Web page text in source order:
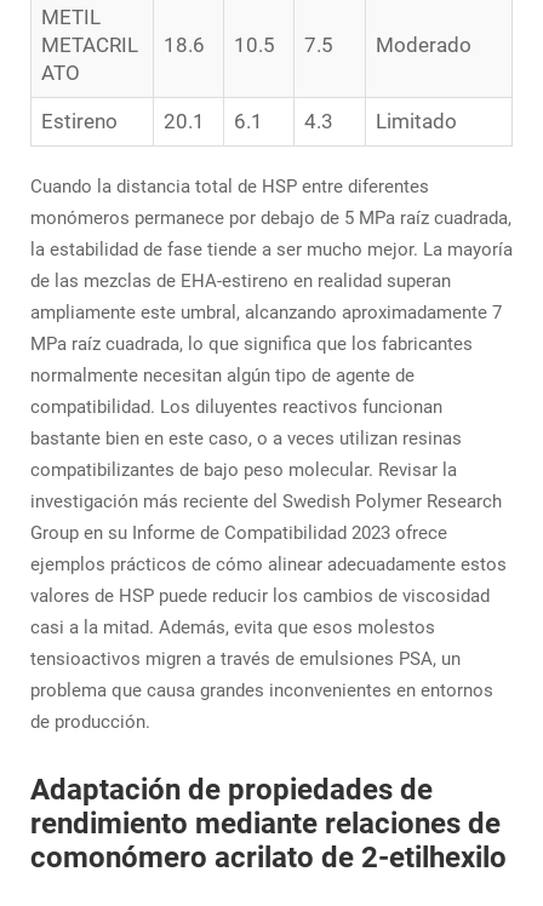
METIL
METACRIL
ATO
18.6 10.5 7.5 Moderado
Estireno 20.1 6.1 4.3 Limitado
Cuando la distancia total de HSP entre diferentes
monómeros permanece por debajo de 5 MPa raíz cuadrada,
la estabilidad de fase tiende a ser mucho mejor. La mayoría
de las mezclas de EHA-estireno en realidad superan
ampliamente este umbral, alcanzando aproximadamente 7
MPa raíz cuadrada, lo que significa que los fabricantes
normalmente necesitan algún tipo de agente de
compatibilidad. Los diluyentes reactivos funcionan
bastante bien en este caso, o a veces utilizan resinas
compatibilizantes de bajo peso molecular. Revisar la
investigación más reciente del Swedish Polymer Research
Group en su Informe de Compatibilidad 2023 ofrece
ejemplos prácticos de cómo alinear adecuadamente estos
valores de HSP puede reducir los cambios de viscosidad
casi a la mitad. Además, evita que esos molestos
tensioactivos migren a través de emulsiones PSA, un
problema que causa grandes inconvenientes en entornos
de producción.
Adaptación de propiedades de
rendimiento mediante relaciones de
comonómero acrilato de 2-etilhexilo